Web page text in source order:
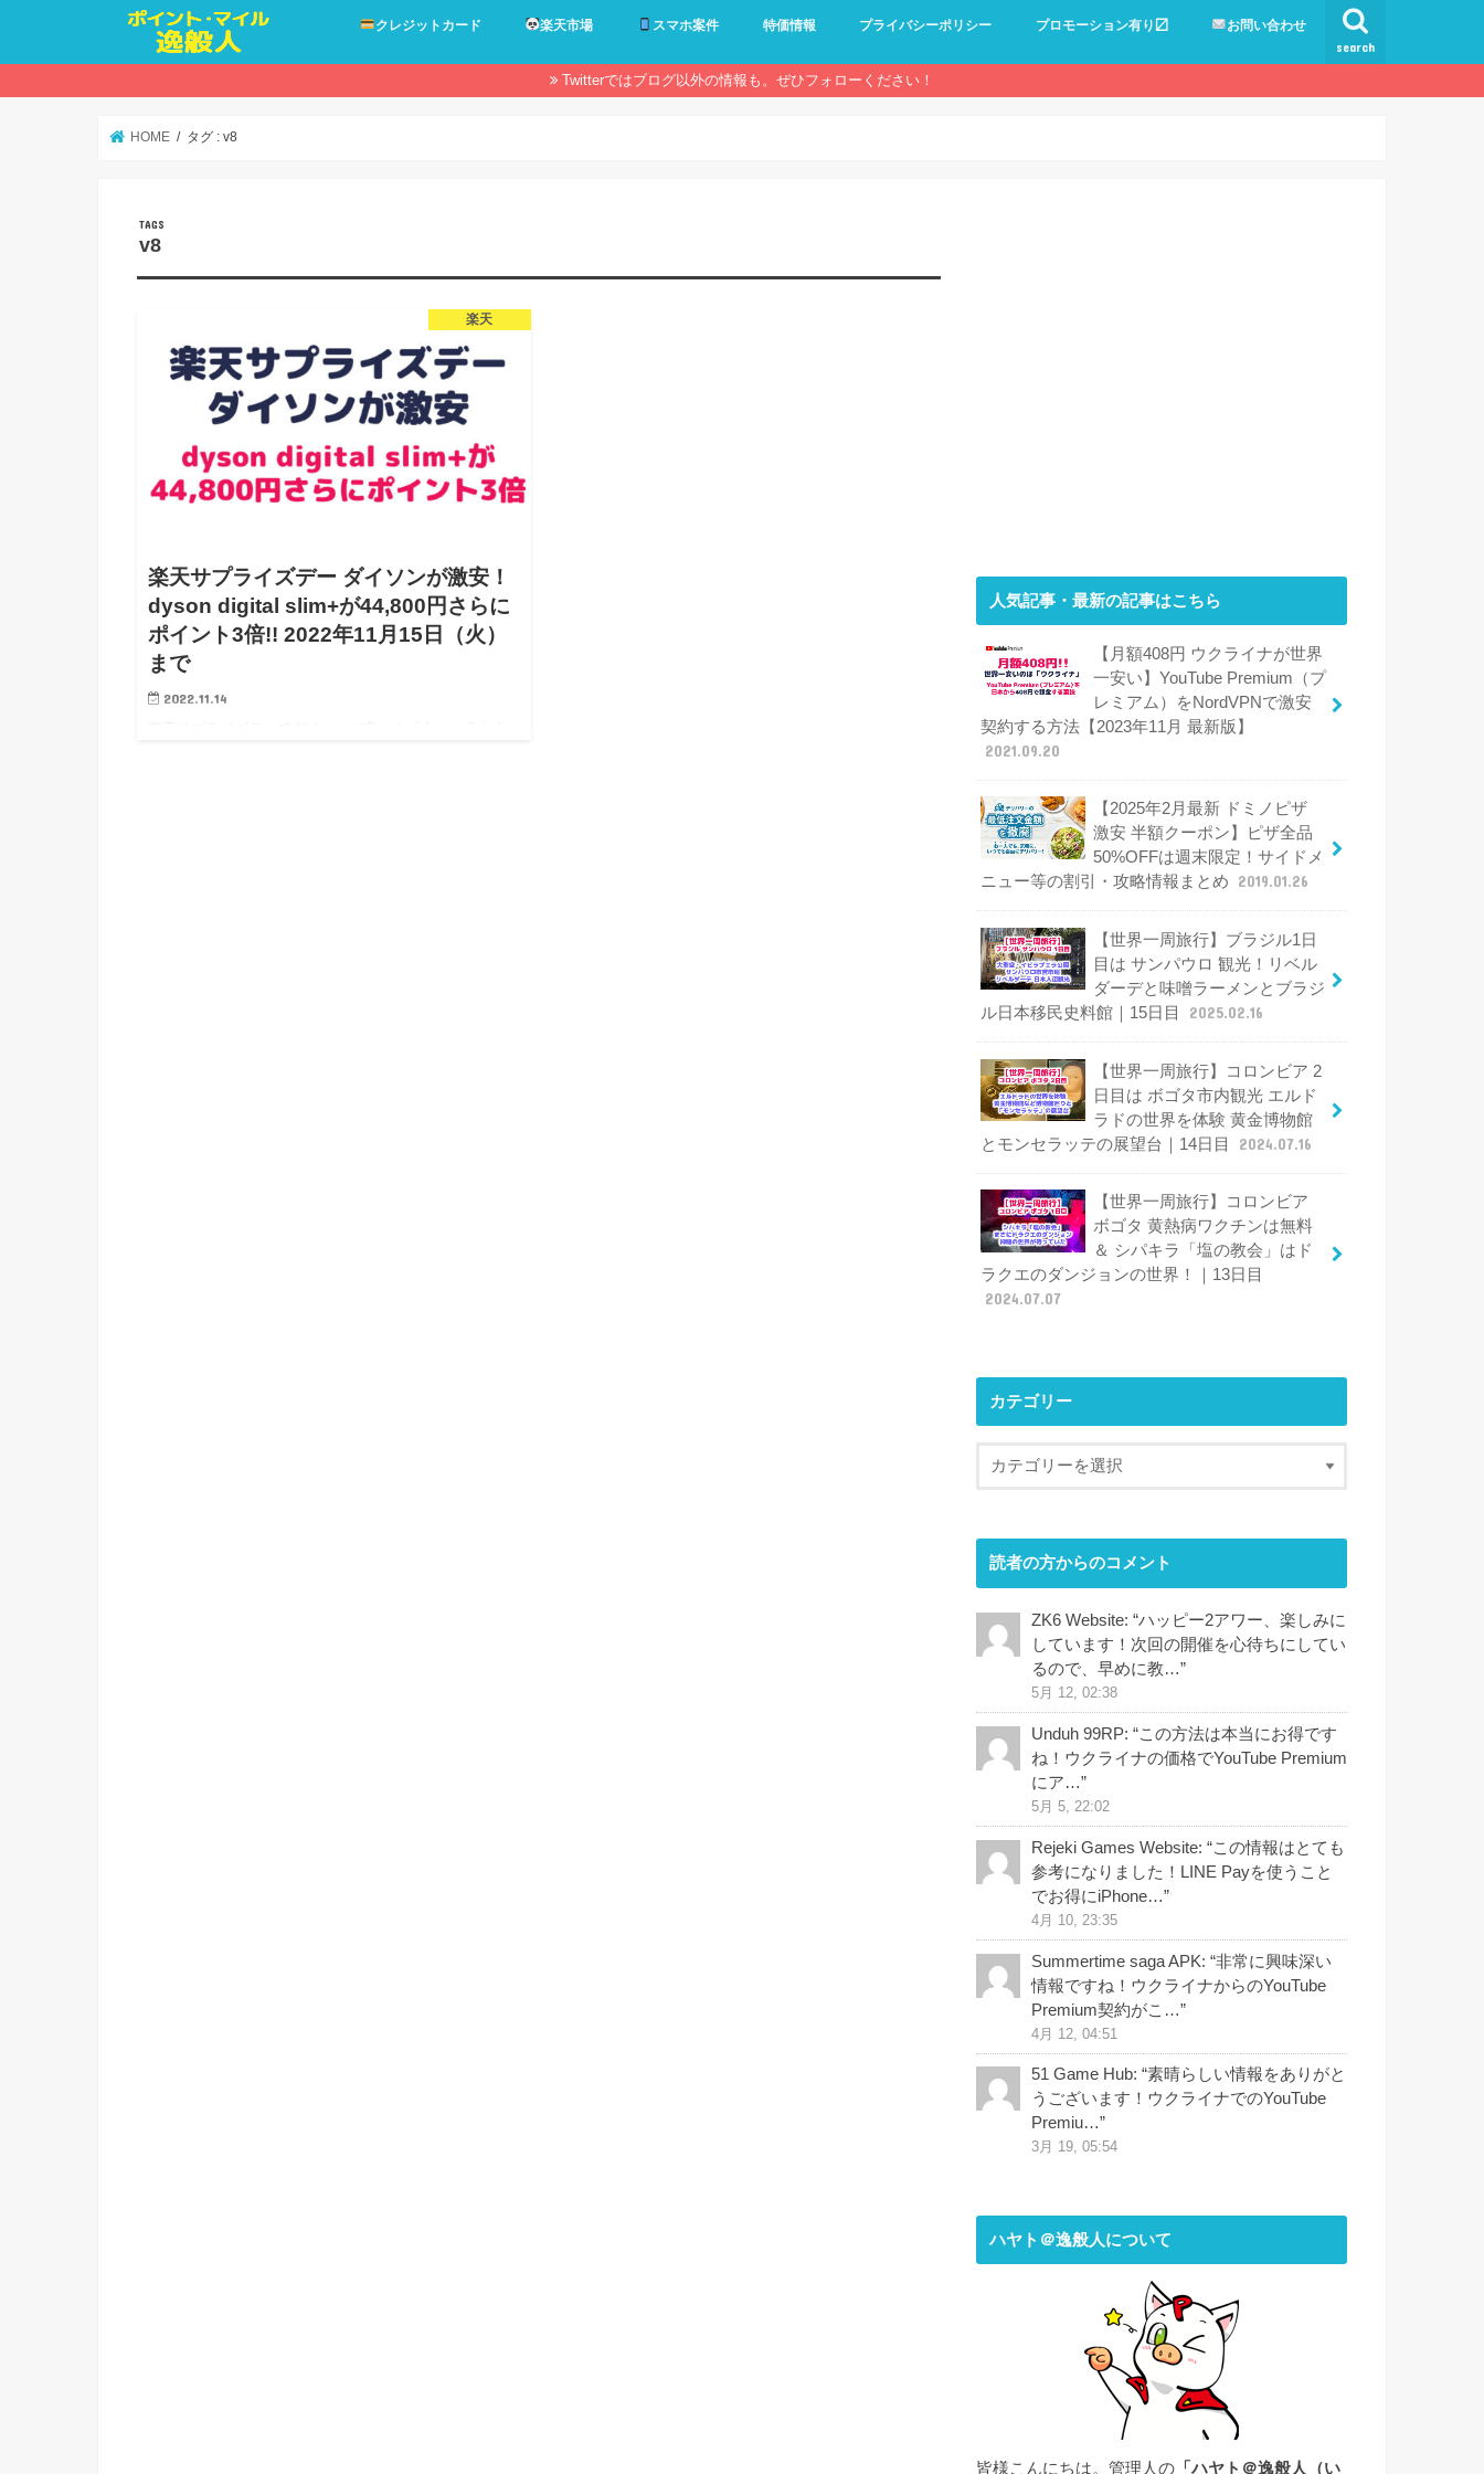
search
クレジットカード 楽天市場 スマホ案件 特価情報 プライバシーポリシー プロモーション有り〼 お問い合わせ
Twitterではブログ以外の情報も。ぜひフォローください！
HOME タグ : v8
v8
楽天
楽天サプライズデー ダイソンが激安！
dyson digital slim+が44,800円さらに
ポイント3倍!! 2022年11月15日（火）
まで
2022.11.14
人気記事・最新の記事はこちら
【月額408円 ウクライナが世界
一安い】YouTube Premium（プ
レミアム）をNordVPNで激安
契約する方法【2023年11月 最新版】
2021.09.20
【2025年2月最新 ドミノピザ
激安 半額クーポン】ピザ全品
50%OFFは週末限定！サイドメ
ニュー等の割引・攻略情報まとめ
2019.01.26
【世界一周旅行】ブラジル1日
目は サンパウロ 観光！リベル
ダーデと味噌ラーメンとブラジ
ル日本移民史料館｜15日目
2025.02.16
【世界一周旅行】コロンビア 2
日目は ボゴタ市内観光 エルド
ラドの世界を体験 黄金博物館
とモンセラッテの展望台｜14日目
2024.07.16
【世界一周旅行】コロンビア
ボゴタ 黄熱病ワクチンは無料
＆ シパキラ「塩の教会」はド
ラクエのダンジョンの世界！｜13日目
2024.07.07
カテゴリー
読者の方からのコメント
ZK6 Website: “ハッピー2アワー、楽しみに
しています！次回の開催を心待ちにしてい
るので、早めに教…”
5月 12, 02:38
Unduh 99RP: “この方法は本当にお得です
ね！ウクライナの価格でYouTube Premium
にア…”
5月 5, 22:02
Rejeki Games Website: “この情報はとても
参考になりました！LINE Payを使うこと
でお得にiPhone…”
4月 10, 23:35
Summertime saga APK: “非常に興味深い
情報ですね！ウクライナからのYouTube
Premium契約がこ…”
4月 12, 04:51
51 Game Hub: “素晴らしい情報をありがと
うございます！ウクライナでのYouTube
Premiu…”
3月 19, 05:54
ハヤト＠逸般人について
皆様こんにちは。管理人の 「ハヤト＠逸般人（い